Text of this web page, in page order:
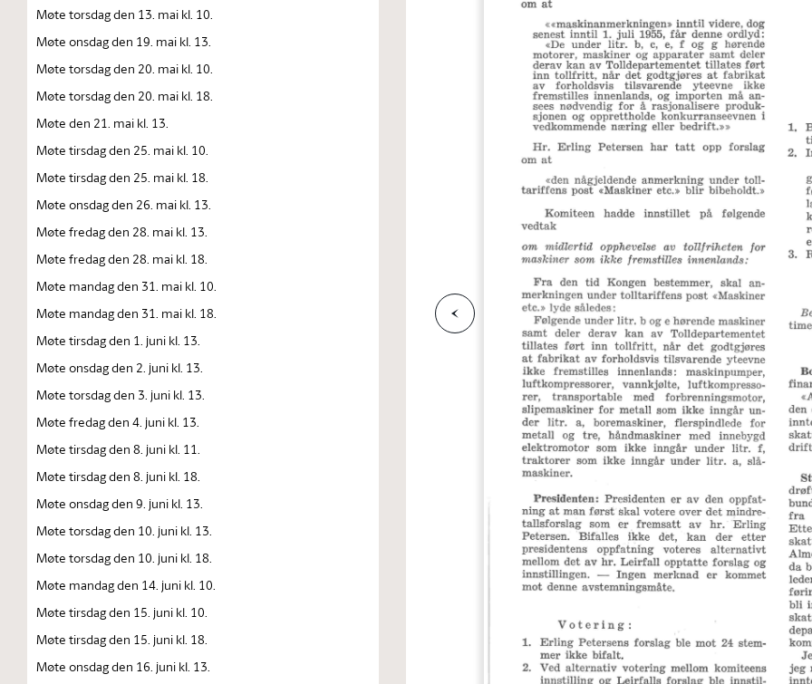
Møte torsdag den 13. mai kl. 10.
Møte onsdag den 19. mai kl. 13.
Møte torsdag den 20. mai kl. 10.
Møte torsdag den 20. mai kl. 18.
Møte den 21. mai kl. 13.
Møte tirsdag den 25. mai kl. 10.
Møte tirsdag den 25. mai kl. 18.
Møte onsdag den 26. mai kl. 13.
Møte fredag den 28. mai kl. 13.
Møte fredag den 28. mai kl. 18.
Møte mandag den 31. mai kl. 10.
Møte mandag den 31. mai kl. 18.
Møte tirsdag den 1. juni kl. 13.
Møte onsdag den 2. juni kl. 13.
Møte torsdag den 3. juni kl. 13.
Møte fredag den 4. juni kl. 13.
Møte tirsdag den 8. juni kl. 11.
Møte tirsdag den 8. juni kl. 18.
Møte onsdag den 9. juni kl. 13.
Møte torsdag den 10. juni kl. 13.
Møte torsdag den 10. juni kl. 18.
Møte mandag den 14. juni kl. 10.
Møte tirsdag den 15. juni kl. 10.
Møte tirsdag den 15. juni kl. 18.
Møte onsdag den 16. juni kl. 13.
F
o
rr
i
g
e
s
i
de